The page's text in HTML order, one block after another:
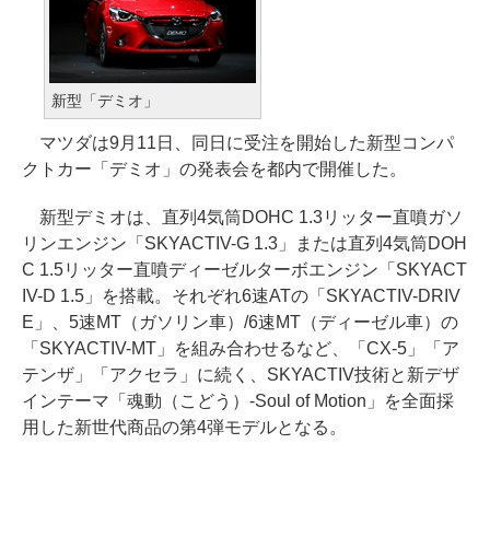
新型「デミオ」
マツダは9月11日、同日に受注を開始した新型コンパ
クトカー「デミオ」の発表会を都内で開催した。
新型デミオは、直列4気筒DOHC 1.3リッター直噴ガソ
リンエンジン「SKYACTIV-G 1.3」または直列4気筒DOH
C 1.5リッター直噴ディーゼルターボエンジン「SKYACT
IV-D 1.5」を搭載。それぞれ6速ATの「SKYACTIV-DRIV
E」、5速MT（ガソリン車）/6速MT（ディーゼル車）の
「SKYACTIV-MT」を組み合わせるなど、「CX-5」「ア
テンザ」「アクセラ」に続く、SKYACTIV技術と新デザ
インテーマ「魂動（こどう）-Soul of Motion」を全面採
用した新世代商品の第4弾モデルとなる。